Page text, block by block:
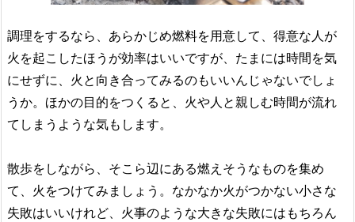
調理をするなら、あらかじめ燃料を用意して、得意な人が
火を起こしたほうが効率はいいですが、たまには時間を気
にせずに、火と向き合ってみるのもいいんじゃないでしょ
うか。ほかの目的をつくると、火や人と親しむ時間が流れ
てしまうような気もします。
散歩をしながら、そこら辺にある燃えそうなものを集め
て、火をつけてみましょう。なかなか火がつかない小さな
失敗はいいけれど、火事のような大きな失敗にはもちろん